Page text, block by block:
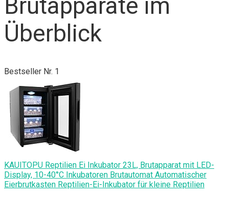
Brutapparate im
Überblick
Bestseller Nr. 1
KAUITOPU Reptilien Ei Inkubator 23L, Brutapparat mit LED-
Display, 10-40°C Inkubatoren Brutautomat Automatischer
Eierbrutkasten Reptilien-Ei-Inkubator für kleine Reptilien